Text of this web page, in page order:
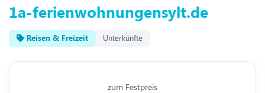
1a-ferienwohnungensylt.de
Reisen & Freizeit Unterkünfte
zum Festpreis